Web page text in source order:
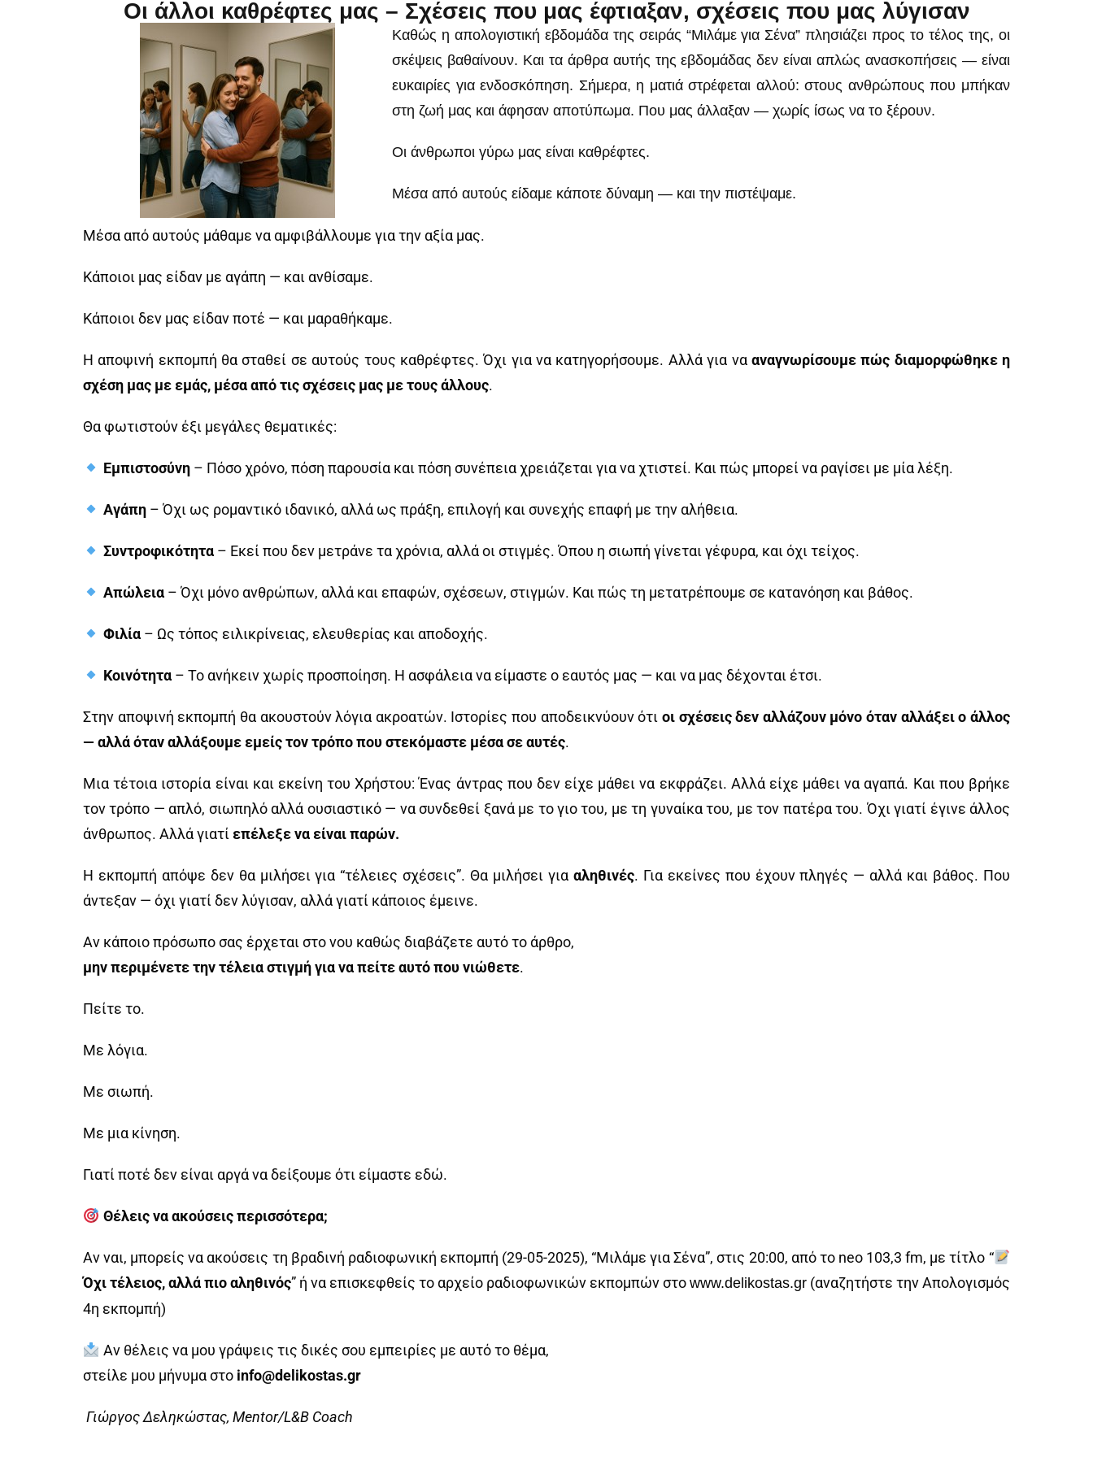
Οι άλλοι καθρέφτες μας – Σχέσεις που μας έφτιαξαν, σχέσεις που μας λύγισαν
Καθώς η απολογιστική εβδομάδα της σειράς “Μιλάμε για Σένα” πλησιάζει προς το τέλος της, οι
σκέψεις βαθαίνουν. Και τα άρθρα αυτής της εβδομάδας δεν είναι απλώς ανασκοπήσεις — είναι
ευκαιρίες για ενδοσκόπηση. Σήμερα, η ματιά στρέφεται αλλού: στους ανθρώπους που μπήκαν
στη ζωή μας και άφησαν αποτύπωμα. Που μας άλλαξαν — χωρίς ίσως να το ξέρουν.
Οι άνθρωποι γύρω μας είναι καθρέφτες.
Μέσα από αυτούς είδαμε κάποτε δύναμη — και την πιστέψαμε.
Μέσα από αυτούς μάθαμε να αμφιβάλλουμε για την αξία μας.
Κάποιοι μας είδαν με αγάπη — και ανθίσαμε.
Κάποιοι δεν μας είδαν ποτέ — και μαραθήκαμε.
Η αποψινή εκπομπή θα σταθεί σε αυτούς τους καθρέφτες. Όχι για να κατηγορήσουμε. Αλλά για να αναγνωρίσουμε πώς διαμορφώθηκε η
σχέση μας με εμάς, μέσα από τις σχέσεις μας με τους άλλους.
Θα φωτιστούν έξι μεγάλες θεματικές:
Εμπιστοσύνη– Πόσο χρόνο, πόση παρουσία και πόση συνέπεια χρειάζεται για να χτιστεί. Και πώς μπορεί να ραγίσει με μία λέξη.
Αγάπη– Όχι ως ρομαντικό ιδανικό, αλλά ως πράξη, επιλογή και συνεχής επαφή με την αλήθεια.
Συντροφικότητα– Εκεί που δεν μετράνε τα χρόνια, αλλά οι στιγμές. Όπου η σιωπή γίνεται γέφυρα, και όχι τείχος.
Απώλεια– Όχι μόνο ανθρώπων, αλλά και επαφών, σχέσεων, στιγμών. Και πώς τη μετατρέπουμε σε κατανόηση και βάθος.
Φιλία– Ως τόπος ειλικρίνειας, ελευθερίας και αποδοχής.
Κοινότητα– Το ανήκειν χωρίς προσποίηση. Η ασφάλεια να είμαστε ο εαυτός μας — και να μας δέχονται έτσι.
Στην αποψινή εκπομπή θα ακουστούν λόγια ακροατών. Ιστορίες που αποδεικνύουν ότι οι σχέσεις δεν αλλάζουν μόνο όταν αλλάξει ο άλλος
— αλλά όταν αλλάξουμε εμείς τον τρόπο που στεκόμαστε μέσα σε αυτές.
Μια τέτοια ιστορία είναι και εκείνη του Χρήστου: Ένας άντρας που δεν είχε μάθει να εκφράζει. Αλλά είχε μάθει να αγαπά. Και που βρήκε
τον τρόπο — απλό, σιωπηλό αλλά ουσιαστικό — να συνδεθεί ξανά με το γιο του, με τη γυναίκα του, με τον πατέρα του. Όχι γιατί έγινε άλλος
άνθρωπος. Αλλά γιατί επέλεξε να είναι παρών.
Η εκπομπή απόψε δεν θα μιλήσει για “τέλειες σχέσεις”. Θα μιλήσει για αληθινές. Για εκείνες που έχουν πληγές — αλλά και βάθος. Που
άντεξαν — όχι γιατί δεν λύγισαν, αλλά γιατί κάποιος έμεινε.
Αν κάποιο πρόσωπο σας έρχεται στο νου καθώς διαβάζετε αυτό το άρθρο,
μην περιμένετε την τέλεια στιγμή για να πείτε αυτό που νιώθετε.
Πείτε το.
Με λόγια.
Με σιωπή.
Με μια κίνηση.
Γιατί ποτέ δεν είναι αργά να δείξουμε ότι είμαστε εδώ.
Θέλεις ναακούσεις περισσότερα;
Αν ναι, μπορείς να ακούσεις τη βραδινή ραδιοφωνική εκπομπή (29-05-2025), “Μιλάμε για Σένα”, στις 20:00, από το neo 103,3 fm, με τίτλο “
Όχι τέλειος, αλλά πιο αληθινός” ή να επισκεφθείς το αρχείο ραδιοφωνικών εκπομπών στο www.delikostas.gr (αναζητήστε την Απολογισμός
4η εκπομπή)
Αν θέλεις να μου γράψεις τις δικές σου εμπειρίες με αυτό το θέμα,
στείλε μου μήνυμα στο info@delikostas.gr
Γιώργος Δεληκώστας, Mentor/L&B Coach